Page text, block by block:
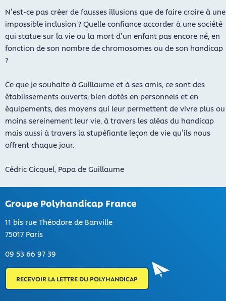
N’est-ce pas créer de fausses illusions que de faire croire à une
impossible inclusion ? Quelle confiance accorder à une société
qui statue sur la vie ou la mort d’un enfant pas encore né, en
fonction de son nombre de chromosomes ou de son handicap
?
Ce que je souhaite à Guillaume et à ses amis, ce sont des
établissements ouverts, bien dotés en personnels et en
équipements, des moyens qui leur permettent de vivre plus ou
moins sereinement leur vie, à travers les aléas du handicap
mais aussi à travers la stupéfiante leçon de vie qu’ils nous
offrent chaque jour.
Cédric Gicquel, Papa de Guillaume
Groupe Polyhandicap France
11 bis rue Théodore de Banville
75017 Paris
09 53 66 97 39
RECEVOIR LA LETTRE DU POLYHANDICAP